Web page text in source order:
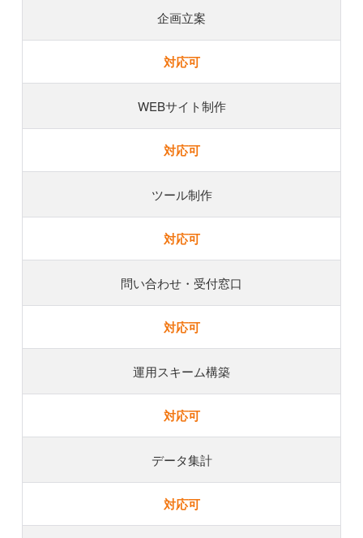
企画立案
対応可
WEBサイト制作
対応可
ツール制作
対応可
問い合わせ・受付窓口
対応可
運用スキーム構築
対応可
データ集計
対応可